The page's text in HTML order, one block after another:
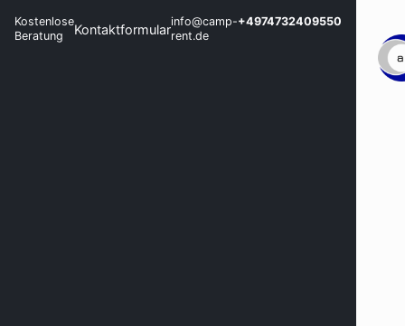
Kostenlose
Beratung
Kontaktformularinfo@camp-
rent.de
+4974732409550